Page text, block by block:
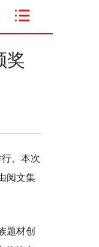
奖
。本次
阅文集
题材创